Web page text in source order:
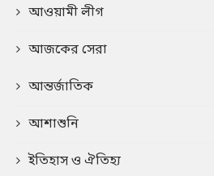
আওয়ামী লীগ
আজকের সেরা
আন্তর্জাতিক
আশাশুনি
ইতিহাস ও ঐতিহ্য